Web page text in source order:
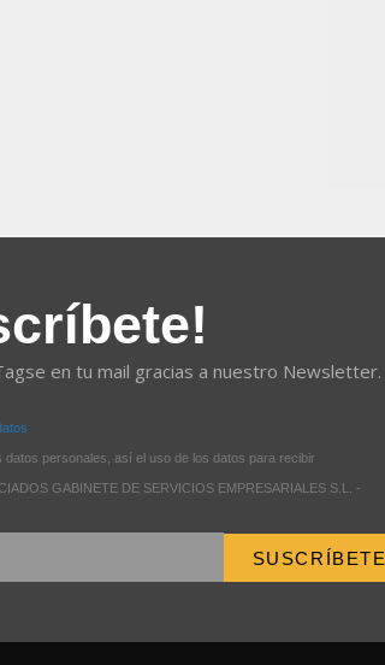
en tu mail gracias a nuestro Newsletter.
datos personales, así el uso de los datos para recibir
GABINETE DE SERVICIOS EMPRESARIALES S.L. -
SUSCRÍBETE